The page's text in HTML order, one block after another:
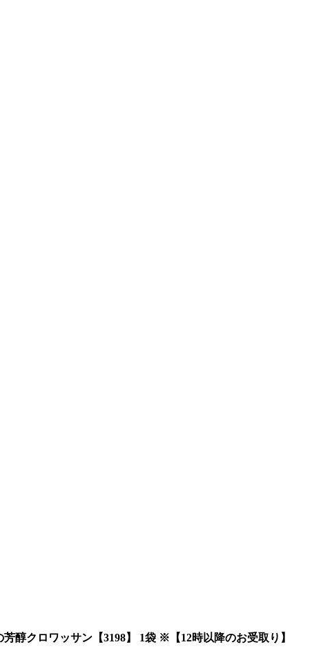
醇クロワッサン【3198】 1袋 ※【12時以降のお受取り】